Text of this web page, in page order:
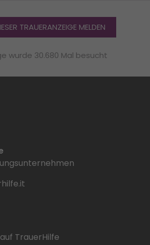
TRAUERANZEIGE MELDEN
wurde 30.680 Mal besucht
TrauerHilfe